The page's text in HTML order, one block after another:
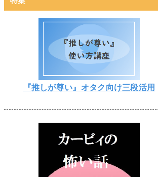
『推しが尊い』オタク向け三段活用